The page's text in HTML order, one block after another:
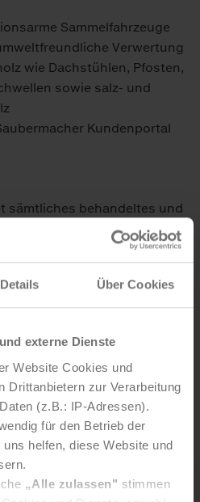
Details Über Cookies
externe Dienste
Website Cookies und
Drittanbietern zur Verarbeitung
(z.B.: IP-Adressen).
für den Betrieb der
helfen, diese Website und
„Alle zulassen" stimmen
Sammelfahrzeuge
Verwertung
wie Dachstühlen, Pfosten,
sowie salz- und
Kundenportal
sämtliches behandeltes und
und kümmert sich um das
die optimale Verwertung.
einen unserer zahlreichen
Transparenz durch
für die gesamte Abwicklung
Service nutzen?